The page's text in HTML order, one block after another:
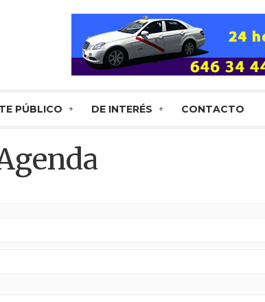
PÚBLICO DE INTERÉS CONTACTO